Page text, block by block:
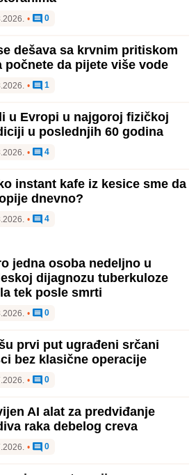
• 0
dešava sa krvnim pritiskom
počnete da pijete više vode
• 1
u Evropi u najgoroj fizičkoj
u poslednjih 60 godina
• 4
instant kafe iz kesice sme da
dnevno?
• 4
jedna osoba nedeljno u
dijagnozu tuberkuloze
tek posle smrti
• 0
prvi put ugrađeni srčani
bez klasične operacije
• 0
AI alat za predviđanje
raka debelog creva
• 0